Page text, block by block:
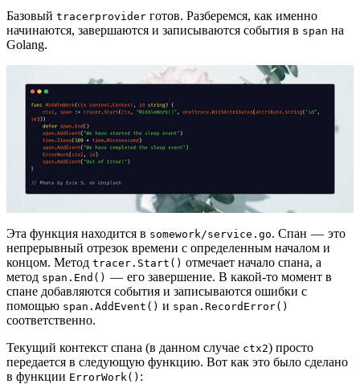
Базовый tracerprovider готов. Разберемся, как именно
начинаются, завершаются и записываются события в span на
Golang.
Эта функция находится в somework/service.go. Спан — это
непрерывный отрезок времени с определенным началом и
концом. Метод tracer.Start() отмечает начало спана, а
метод span.End() — его завершение. В какой-то момент в
спане добавляются события и записываются ошибки с
помощью span.AddEvent() и span.RecordError()
соответственно.
Текущий контекст спана (в данном случае ctx2) просто
передается в следующую функцию. Вот как это было сделано
в функции ErrorWork() :